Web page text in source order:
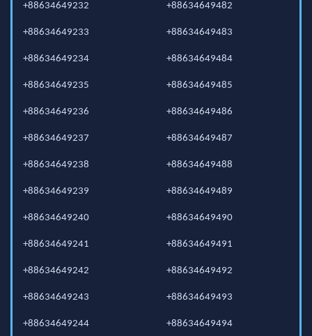
+88634649232
+88634649233
+88634649234
+88634649235
+88634649236
+88634649237
+88634649238
+88634649239
+88634649240
+88634649241
+88634649242
+88634649243
+88634649244
+88634649482
+88634649483
+88634649484
+88634649485
+88634649486
+88634649487
+88634649488
+88634649489
+88634649490
+88634649491
+88634649492
+88634649493
+88634649494